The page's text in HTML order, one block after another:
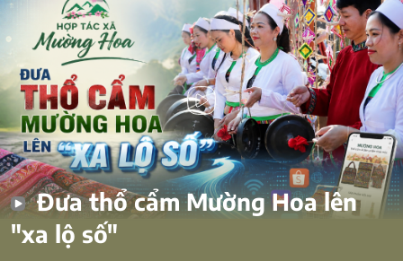
Đưa thổ cẩm Mường Hoa lên
"xa lộ số"